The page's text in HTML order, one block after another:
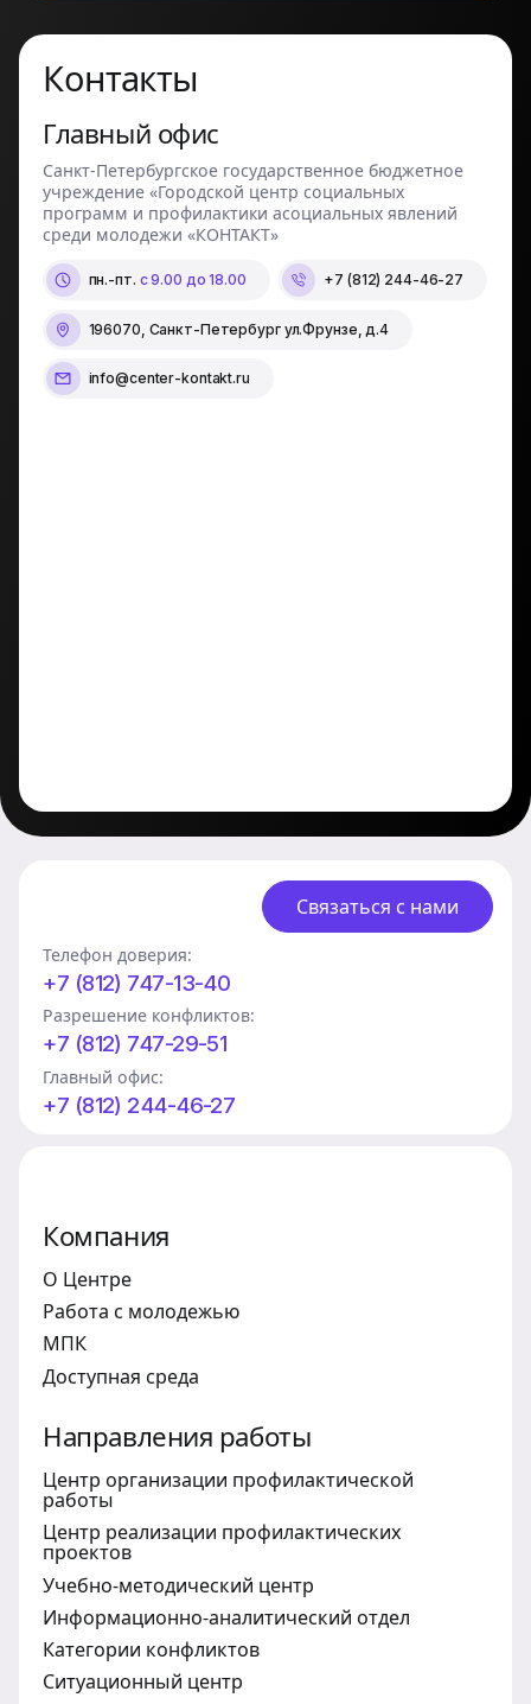
Контакты
Главный офис
Санкт-Петербургское государственное бюджетное
учреждение «Городской центр социальных
программ и профилактики асоциальных явлений
среди молодежи «КОНТАКТ»
пн.-пт. с 9.00 до 18.00 +7 (812) 244-46-27
196070, Санкт-Петербург ул.Фрунзе, д.4
info@center-kontakt.ru
Связаться с нами
Телефон доверия:
+7 (812) 747-13-40
Разрешение конфликтов:
+7 (812) 747-29-51
Главный офис:
+7 (812) 244-46-27
Компания
О Центре
Работа с молодежью
МПК
Доступная среда
Направления работы
Центр организации профилактической
работы
Центр реализации профилактических
проектов
Учебно-методический центр
Информационно-аналитический отдел
Категории конфликтов
Ситуационный центр